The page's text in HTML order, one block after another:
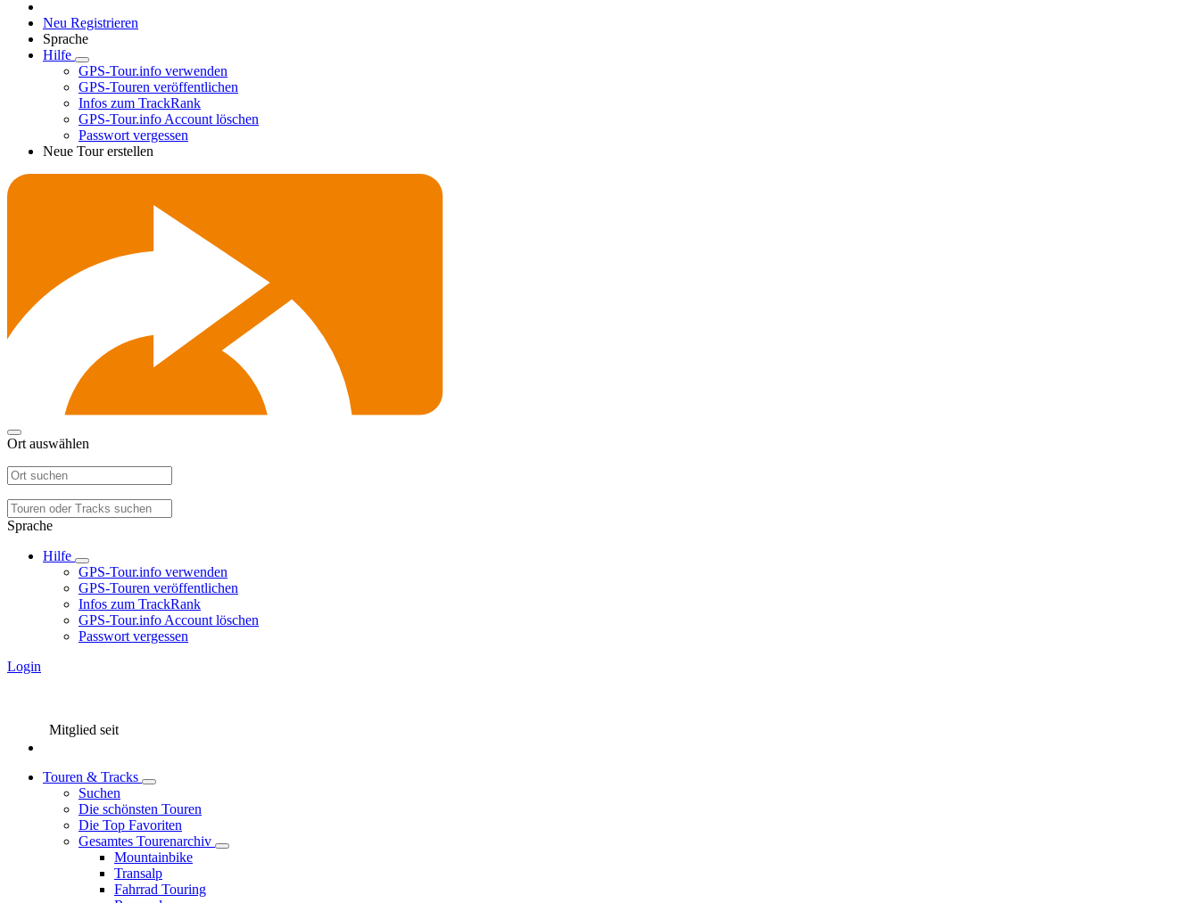
Neu Registrieren
Sprache
Hilfe
GPS-Tour.info verwenden
GPS-Touren veröffentlichen
Infos zum TrackRank
GPS-Tour.info Account löschen
Passwort vergessen
Neue Tour erstellen
Ort auswählen
Sprache
Hilfe
GPS-Tour.info verwenden
GPS-Touren veröffentlichen
Infos zum TrackRank
GPS-Tour.info Account löschen
Passwort vergessen
Login
Mitglied seit
Touren & Tracks
Suchen
Die schönsten Touren
Die Top Favoriten
Gesamtes Tourenarchiv
Mountainbike
Transalp
Fahrrad Touring